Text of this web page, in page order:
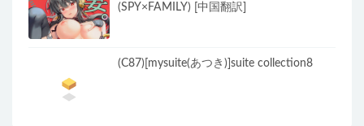
(SPY×FAMILY) [中国翻訳]
(C87)[mysuite(あつき)]suite collection8